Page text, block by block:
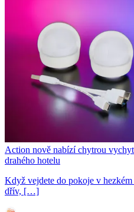
Action nově nabízí chytrou
drahého hotelu
Když vejdete do pokoje v
dřív, […]